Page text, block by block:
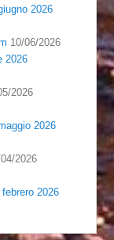
2026
10/06/2026
2026
2026
2026
2026
2026